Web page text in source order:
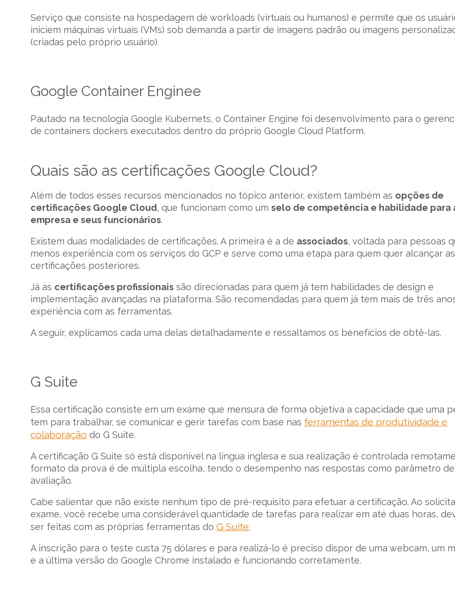
Serviço que consiste na hospedagem de workloads (virtuais ou humanos) e permite que os
iniciem máquinas virtuais (VMs) sob demanda a partir de imagens padrão ou imagens
(criadas pelo próprio usuário).
Google Container Enginee
Pautado na tecnologia Google Kubernets, o Container Engine foi desenvolvimento para o
de containers dockers executados dentro do próprio Google Cloud Platform.
Quais são as certificações Google Cloud?
Além de todos esses recursos mencionados no tópico anterior, existem também as opções de
certificações Google Cloud, que funcionam como um selo de competência e habilidade para
empresa e seus funcionários.
Existem duas modalidades de certificações. A primeira é a de associados, voltada para pessoas
menos experiência com os serviços do GCP e serve como uma etapa para quem quer alcançar as
certificações posteriores.
Já as certificações profissionais são direcionadas para quem já tem habilidades de design e
implementação avançadas na plataforma. São recomendadas para quem já tem mais de três
experiência com as ferramentas.
A seguir, explicamos cada uma delas detalhadamente e ressaltamos os benefícios de obtê-las.
G Suite
Essa certificação consiste em um exame que mensura de forma objetiva a capacidade que uma
tem para trabalhar, se comunicar e gerir tarefas com base nas ferramentas de produtividade e
colaboração do G Suite.
A certificação G Suite só está disponível na língua inglesa e sua realização é controlada
formato da prova é de múltipla escolha, tendo o desempenho nas respostas como parâmetro de
avaliação.
Cabe salientar que não existe nenhum tipo de pré-requisito para efetuar a certificação. Ao
exame, você recebe uma considerável quantidade de tarefas para realizar em até duas horas,
ser feitas com as próprias ferramentas do G Suite.
A inscrição para o teste custa 75 dólares e para realizá-lo é preciso dispor de uma webcam, um
e a última versão do Google Chrome instalado e funcionando corretamente.